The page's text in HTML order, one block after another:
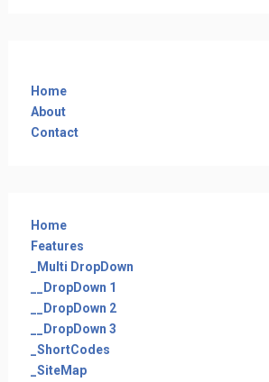
Home
About
Contact
Home
Features
_Multi DropDown
__DropDown 1
__DropDown 2
__DropDown 3
_ShortCodes
_SiteMap